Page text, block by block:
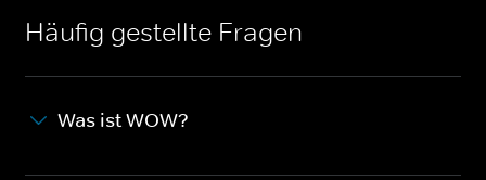
Häufig gestellte Fragen
Was ist WOW?